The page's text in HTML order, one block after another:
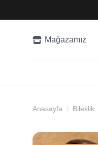
Mağazamız
Anasayfa / Bileklik